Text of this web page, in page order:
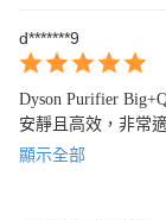
d*******9
Dyson Purifier
安靜且高效，非常
出貨速度非常快！
顯示全部